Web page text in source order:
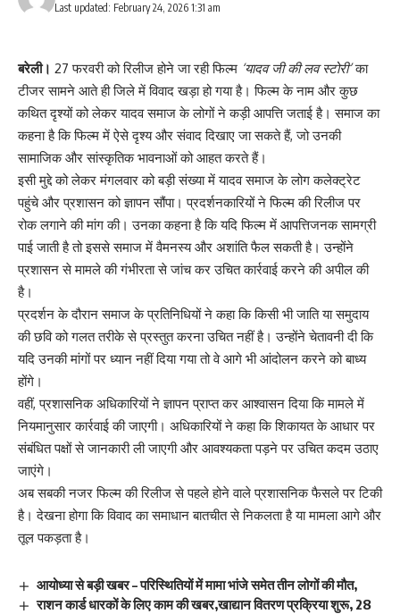
Last updated: February 24, 2026 1:31 am
बरेली। 27 फरवरी को रिलीज होने जा रही फिल्म ‘यादव जी की लव स्टोरी’का
टीजर सामने आते ही जिले में विवाद खड़ा हो गया है। फिल्म के नाम और कुछ
कथित दृश्यों को लेकर यादव समाज के लोगों ने कड़ी आपत्ति जताई है। समाज का
कहना है कि फिल्म में ऐसे दृश्य और संवाद दिखाए जा सकते हैं, जो उनकी
सामाजिक और सांस्कृतिक भावनाओं को आहत करते हैं।
इसी मुद्दे को लेकर मंगलवार को बड़ी संख्या में यादव समाज के लोग कलेक्ट्रेट
पहुंचे और प्रशासन को ज्ञापन सौंपा। प्रदर्शनकारियों ने फिल्म की रिलीज पर
रोक लगाने की मांग की। उनका कहना है कि यदि फिल्म में आपत्तिजनक सामग्री
पाई जाती है तो इससे समाज में वैमनस्य और अशांति फैल सकती है। उन्होंने
प्रशासन से मामले की गंभीरता से जांच कर उचित कार्रवाई करने की अपील की
है।
प्रदर्शन के दौरान समाज के प्रतिनिधियों ने कहा कि किसी भी जाति या समुदाय
की छवि को गलत तरीके से प्रस्तुत करना उचित नहीं है। उन्होंने चेतावनी दी कि
यदि उनकी मांगों पर ध्यान नहीं दिया गया तो वे आगे भी आंदोलन करने को बाध्य
होंगे।
वहीं, प्रशासनिक अधिकारियों ने ज्ञापन प्राप्त कर आश्वासन दिया कि मामले में
नियमानुसार कार्रवाई की जाएगी। अधिकारियों ने कहा कि शिकायत के आधार पर
संबंधित पक्षों से जानकारी ली जाएगी और आवश्यकता पड़ने पर उचित कदम उठाए
जाएंगे।
अब सबकी नजर फिल्म की रिलीज से पहले होने वाले प्रशासनिक फैसले पर टिकी
है। देखना होगा कि विवाद का समाधान बातचीत से निकलता है या मामला आगे और
तूल पकड़ता है।
आयोध्या से बड़ी खबर – परिस्थितियों में मामा भांजे समेत तीन लोगों की मौत,
राशन कार्ड धारकों के लिए काम की खबर,खाद्यान वितरण प्रक्रिया शुरू, 28